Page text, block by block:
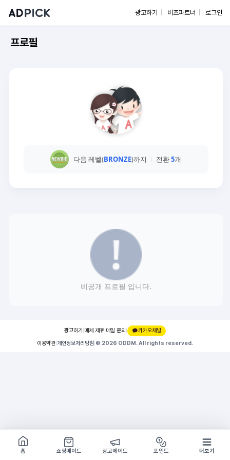
광고하기 | 비즈파트너 | 로그인
프로필
다음 레벨(BRONZE)까지 전환5개
비공개 프로필 입니다.
광고하기 매체 제휴 메일 문의 |
카카오채널
이용약관 개인정보처리방침 © 2026 ODDM. All rights reserved.
쇼핑몰 구경하기
방문시 1G
홈
쇼핑메이트 광고메이트 포인트 더보기